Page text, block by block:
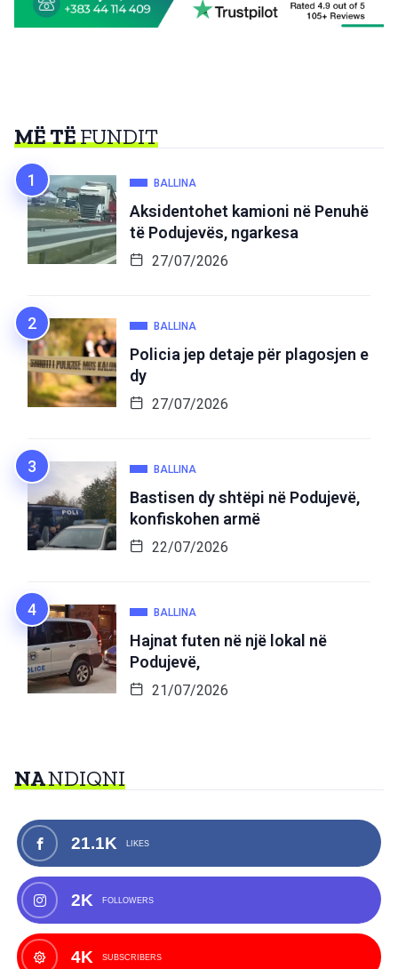
MË TËFUNDIT
BALLINA
Aksidentohet kamioni në Penuhë
të Podujevës, ngarkesa
27/07/2026
BALLINA
Policia jep detaje për plagosjen e
dy
27/07/2026
BALLINA
Bastisen dy shtëpi në Podujevë,
konfiskohen armë
22/07/2026
BALLINA
Hajnat futen në një lokal në
Podujevë,
21/07/2026
NANDIQNI
21.1K LIKES
2K FOLLOWERS
4K SUBSCRIBERS